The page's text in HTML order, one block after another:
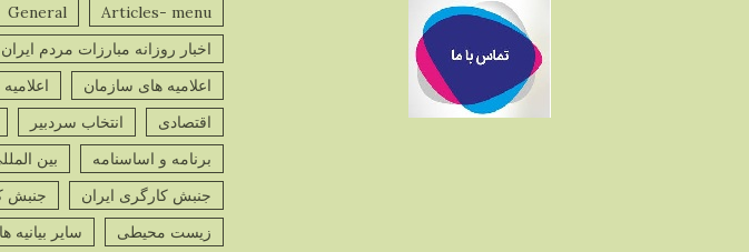
Articles- menu
General
اخبار روزانه مبارزات مردم ایران
اعلامیه های سازمان
اقتصادی
انتخاب سردبیر
برنامه و اساسنامه
بین
جنبش کارگری ایران
جنبش
زیست محیطی
سایر بیانیه